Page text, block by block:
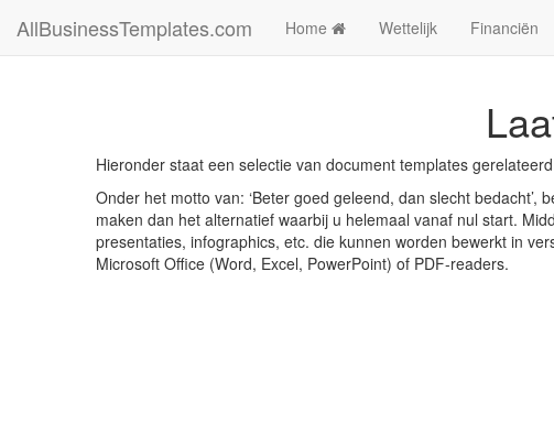
AllBusinessTemplates.com Home Wettelijk Financiën
Hieronder staat een selectie van document templates
Onder het motto van: ‘Beter goed geleend, dan slecht
maken dan het alternatief waarbij u helemaal vanaf nul start.
presentaties, infographics, etc. die kunnen worden bewerkt in
Microsoft Office (Word, Excel, PowerPoint) of PDF-readers.